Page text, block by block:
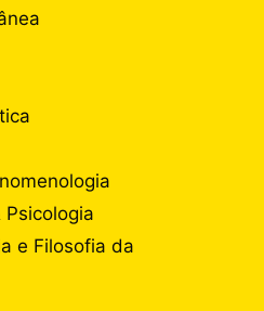
e Filosofia da